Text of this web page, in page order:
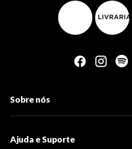
Sobre nós
Ajuda e Suporte